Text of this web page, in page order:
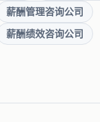
薪酬管理咨询公司
薪酬绩效咨询公司